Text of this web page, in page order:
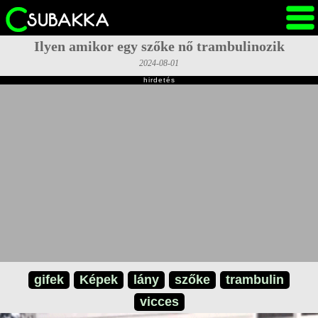
Ilyen amikor egy szőke nő trambulinozik
2024-08-01
hirdetés
gifek Képek lány szőke
trambulin
vicces